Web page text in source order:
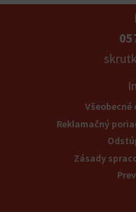
Reklamačný
Zásady